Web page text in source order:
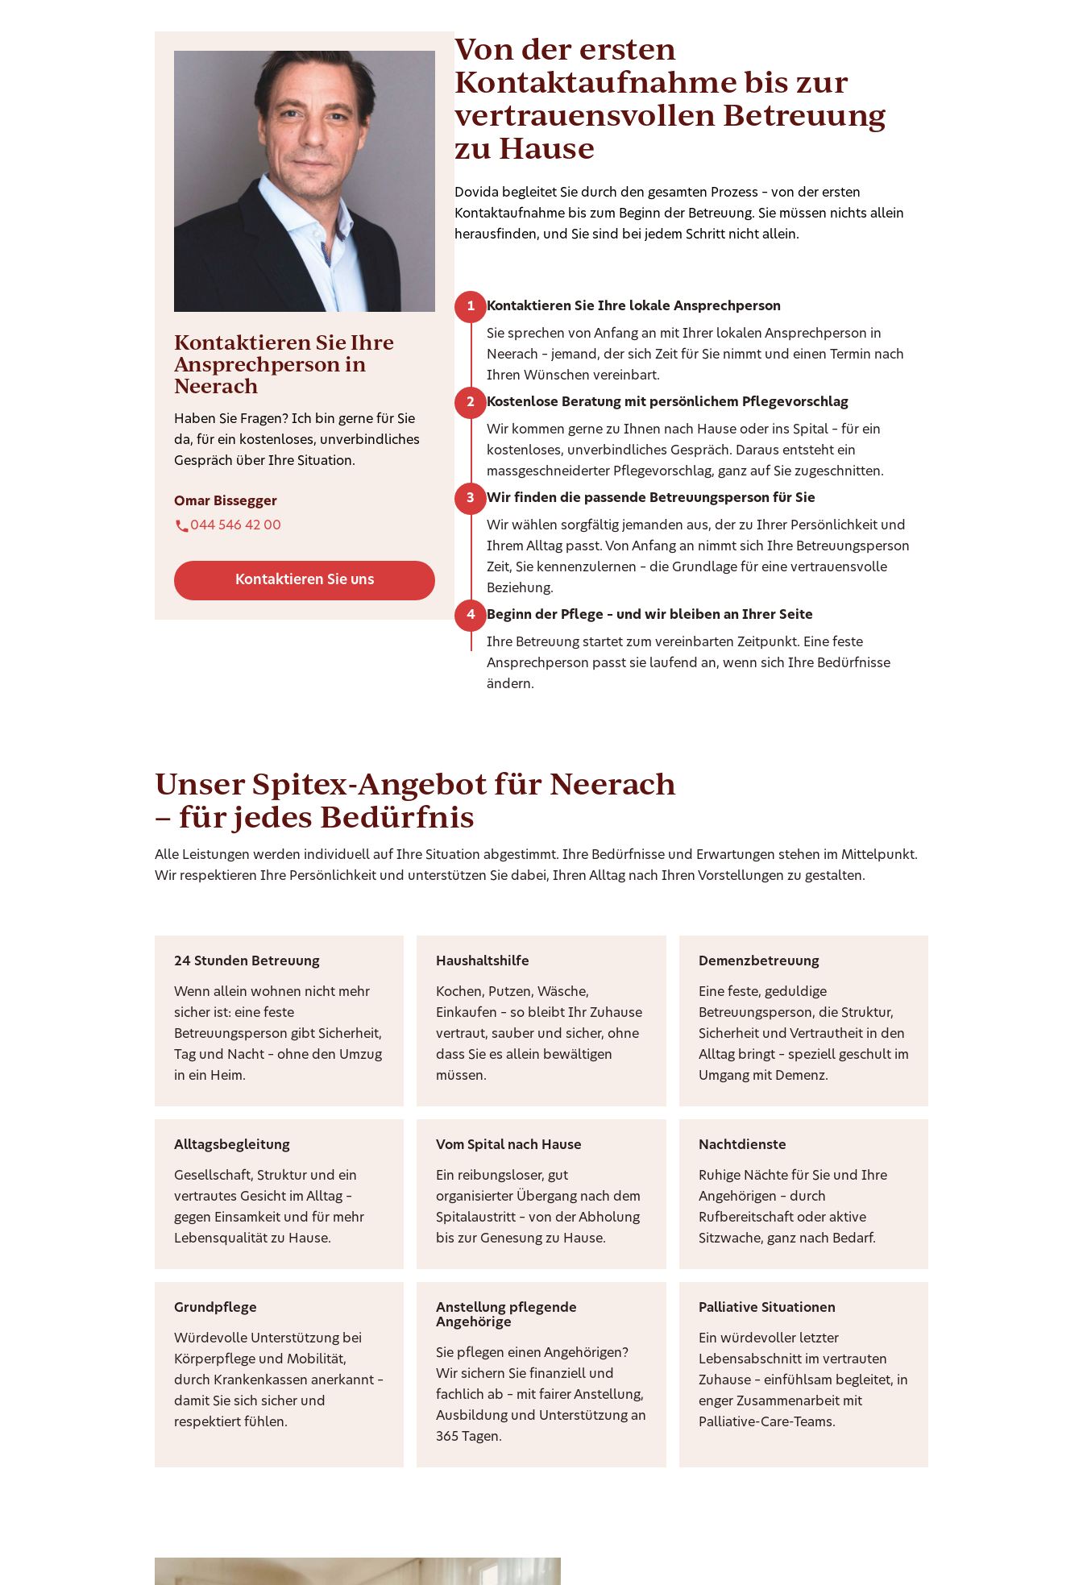
Kontaktieren Sie Ihre
Ansprechperson in
Neerach
Haben Sie Fragen? Ich bin gerne für Sie
da, für ein kostenloses, unverbindliches
Gespräch über Ihre Situation.
Omar Bissegger
044 546 42 00
Kontaktieren Sie uns
Von der ersten
Kontaktaufnahme bis zur
vertrauensvollen Betreuung
zu Hause
Dovida begleitet Sie durch den gesamten Prozess – von der ersten
Kontaktaufnahme bis zum Beginn der Betreuung. Sie müssen nichts allein
herausfinden, und Sie sind bei jedem Schritt nicht allein.
Kontaktieren Sie Ihre lokale Ansprechperson
Sie sprechen von Anfang an mit Ihrer lokalen Ansprechperson in
Neerach – jemand, der sich Zeit für Sie nimmt und einen Termin nach
Ihren Wünschen vereinbart.
Kostenlose Beratung mit persönlichem Pflegevorschlag
Wir kommen gerne zu Ihnen nach Hause oder ins Spital – für ein
kostenloses, unverbindliches Gespräch. Daraus entsteht ein
massgeschneiderter Pflegevorschlag, ganz auf Sie zugeschnitten.
Wir finden die passende Betreuungsperson für Sie
Wir wählen sorgfältig jemanden aus, der zu Ihrer Persönlichkeit und
Ihrem Alltag passt. Von Anfang an nimmt sich Ihre Betreuungsperson
Zeit, Sie kennenzulernen – die Grundlage für eine vertrauensvolle
Beziehung.
Beginn der Pflege – und wir bleiben an Ihrer Seite
Ihre Betreuung startet zum vereinbarten Zeitpunkt. Eine feste
Ansprechperson passt sie laufend an, wenn sich Ihre Bedürfnisse
ändern.
Unser Spitex-Angebot für Neerach
– für jedes Bedürfnis
Alle Leistungen werden individuell auf Ihre Situation abgestimmt. Ihre Bedürfnisse und Erwartungen stehen im Mittelpunkt.
Wir respektieren Ihre Persönlichkeit und unterstützen Sie dabei, Ihren Alltag nach Ihren Vorstellungen zu gestalten.
24 Stunden Betreuung
Wenn allein wohnen nicht mehr
sicher ist: eine feste
Betreuungsperson gibt Sicherheit,
Tag und Nacht – ohne den Umzug
in ein Heim.
Haushaltshilfe
Kochen, Putzen, Wäsche,
Einkaufen – so bleibt Ihr Zuhause
vertraut, sauber und sicher, ohne
dass Sie es allein bewältigen
müssen.
Demenzbetreuung
Eine feste, geduldige
Betreuungsperson, die Struktur,
Sicherheit und Vertrautheit in den
Alltag bringt – speziell geschult im
Umgang mit Demenz.
Alltagsbegleitung
Gesellschaft, Struktur und ein
vertrautes Gesicht im Alltag –
gegen Einsamkeit und für mehr
Lebensqualität zu Hause.
Vom Spital nach Hause
Ein reibungsloser, gut
organisierter Übergang nach dem
Spitalaustritt – von der Abholung
bis zur Genesung zu Hause.
Nachtdienste
Ruhige Nächte für Sie und Ihre
Angehörigen – durch
Rufbereitschaft oder aktive
Sitzwache, ganz nach Bedarf.
Grundpflege
Würdevolle Unterstützung bei
Körperpflege und Mobilität,
durch Krankenkassen anerkannt –
damit Sie sich sicher und
respektiert fühlen.
Anstellung pflegende
Angehörige
Sie pflegen einen Angehörigen?
Wir sichern Sie finanziell und
fachlich ab – mit fairer Anstellung,
Ausbildung und Unterstützung an
365 Tagen.
Palliative Situationen
Ein würdevoller letzter
Lebensabschnitt im vertrauten
Zuhause – einfühlsam begleitet, in
enger Zusammenarbeit mit
Palliative-Care-Teams.